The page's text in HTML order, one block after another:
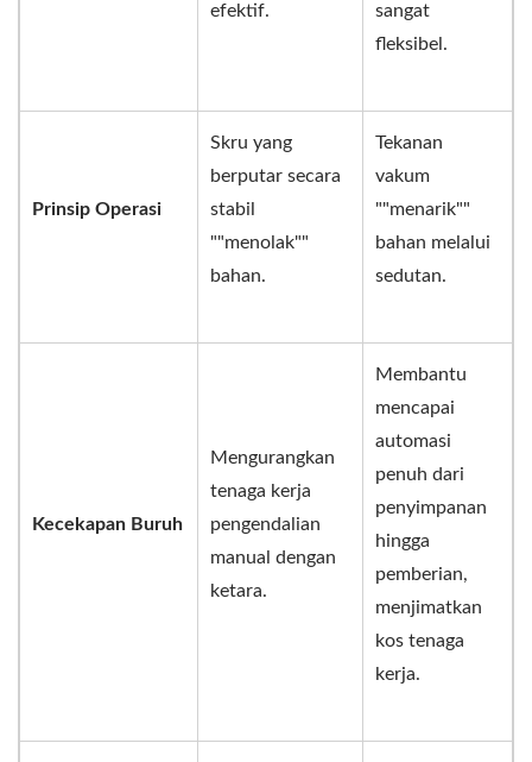
efektif.
sangat
fleksibel.
Prinsip Operasi
Skru yang
berputar secara
stabil
""menolak""
bahan.
Tekanan
vakum
""menarik""
bahan melalui
sedutan.
Kecekapan Buruh
Mengurangkan
tenaga kerja
pengendalian
manual dengan
ketara.
Membantu
mencapai
automasi
penuh dari
penyimpanan
hingga
pemberian,
menjimatkan
kos tenaga
kerja.